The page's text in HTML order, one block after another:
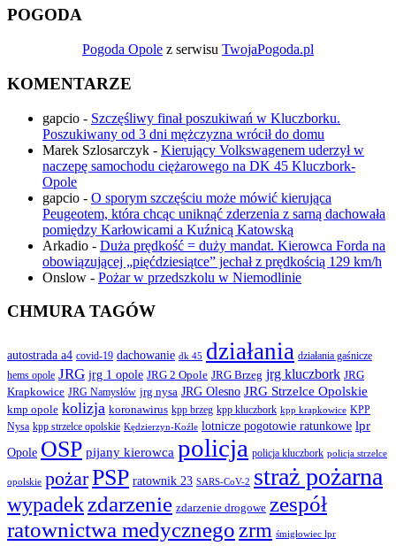
POGODA
Pogoda Opole z serwisu TwojaPogoda.pl
KOMENTARZE
gapcio - Szczęśliwy finał poszukiwań w Kluczborku.
Poszukiwany od 3 dni mężczyzna wrócił do domu
Marek Szlosarczyk - Kierujący Volkswagenem uderzył w
naczepę samochodu ciężarowego na DK 45 Kluczbork-
Opole
gapcio - O sporym szczęściu może mówić kierująca
Peugeotem, która chcąc uniknąć zderzenia z sarną dachowała
pomiędzy Karłowicami a Kuźnicą Katowską
Arkadio - Duża prędkość = duży mandat. Kierowca Forda na
obowiązującej „pięćdziesiątce” jechał z prędkością 129 km/h
Onslow - Pożar w przedszkolu w Niemodlinie
CHMURA TAGÓW
autostrada a4 covid-19 dachowanie dk 45 działania działania gaśnicze
hems opole JRG jrg 1 opole JRG 2 Opole JRG Brzeg jrg kluczbork JRG
Krapkowice JRG Namysłów jrg nysa JRG Olesno JRG Strzelce Opolskie
kmp opole kolizja koronawirus kpp brzeg kpp kluczbork kpp krapkowice KPP
Nysa kpp strzelce opolskie Kędzierzyn-Koźle lotnicze pogotowie ratunkowe lpr
Opole OSP pijany kierowca policja policja kluczbork policja strzelce
opolskie pożarPSP ratownik 23 SARS-CoV-2 straż pożarna
wypadekzdarzenie zdarzenie drogowe zespół
ratownictwa medycznego zrm śmigłowiec lpr